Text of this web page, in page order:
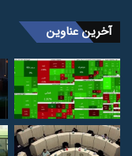
آخرین عناوین